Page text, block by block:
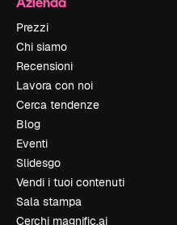
Prezzi
Chi siamo
Recensioni
Lavora con noi
Cerca tendenze
Blog
Eventi
Slidesgo
Vendi i tuoi contenuti
Sala stampa
Cerchi magnific.ai